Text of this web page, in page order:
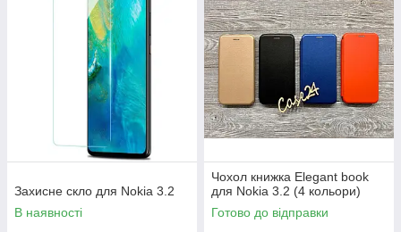
Захисне скло для Nokia 3.2
В наявності
Чохол книжка Elegant book
для Nokia 3.2 (4 кольори)
Готово до відправки